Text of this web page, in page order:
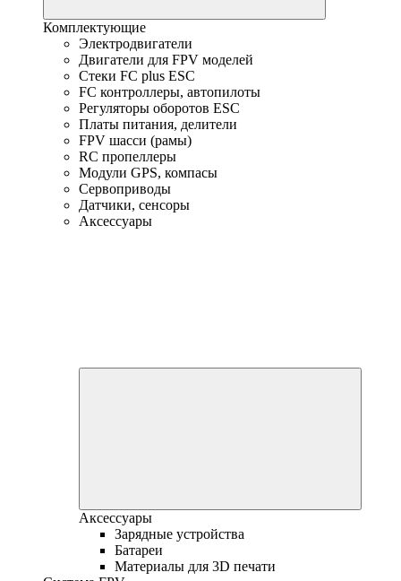
Комплектующие
Электродвигатели
Двигатели для FPV моделей
Стеки FC plus ESC
FC контроллеры, автопилоты
Регуляторы оборотов ESC
Платы питания, делители
FPV шасси (рамы)
RC пропеллеры
Модули GPS, компасы
Сервоприводы
Датчики, сенсоры
Аксессуары
Аксессуары
Зарядные устройства
Батареи
Материалы для 3D печати